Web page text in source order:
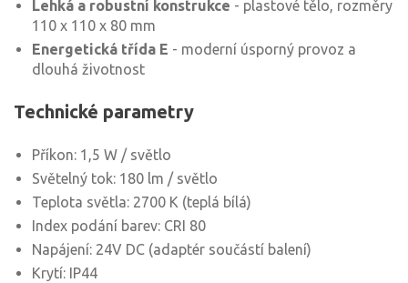
Lehká a robustní konstrukce - plastové tělo, rozměry
110 x 110 x 80 mm
Energetická třída E - moderní úsporný provoz a
dlouhá životnost
Technické parametry
Příkon: 1,5 W / světlo
Světelný tok: 180 lm / světlo
Teplota světla: 2700 K (teplá bílá)
Index podání barev: CRI 80
Napájení: 24V DC (adaptér součástí balení)
Krytí: IP44